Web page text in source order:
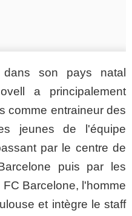
son pays natal
a principalement
comme entraineur des
jeunes de l'équipe
par le centre de
puis par les
Barcelone, l'homme
et intègre le staff